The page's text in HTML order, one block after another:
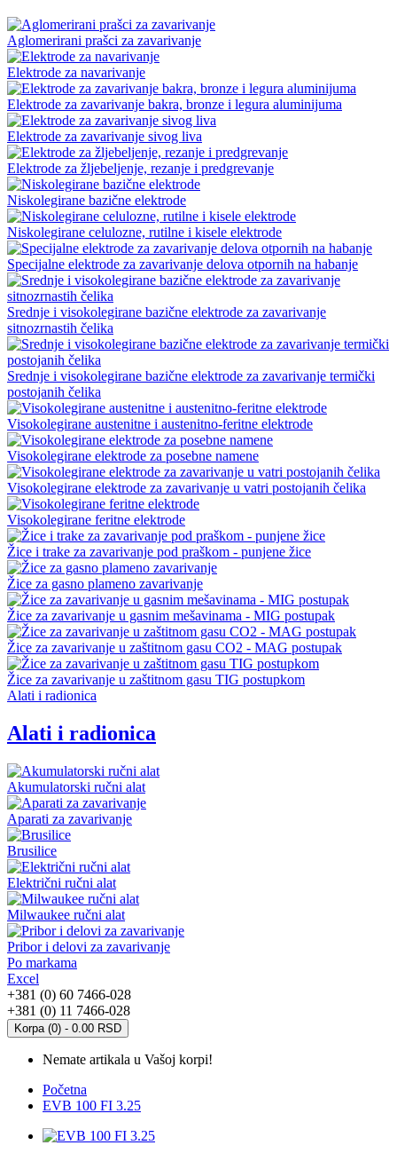
Aglomerirani prašci za zavarivanje
Elektrode za navarivanje
Elektrode za zavarivanje bakra, bronze i legura aluminijuma
Elektrode za zavarivanje sivog liva
Elektrode za žljebeljenje, rezanje i predgrevanje
Niskolegirane bazične elektrode
Niskolegirane celulozne, rutilne i kisele elektrode
Specijalne elektrode za zavarivanje delova otpornih na habanje
Srednje i visokolegirane bazične elektrode za zavarivanje
sitnozrnastih čelika
Srednje i visokolegirane bazične elektrode za zavarivanje termički
postojanih čelika
Visokolegirane austenitne i austenitno-feritne elektrode
Visokolegirane elektrode za posebne namene
Visokolegirane elektrode za zavarivanje u vatri postojanih čelika
Visokolegirane feritne elektrode
Žice i trake za zavarivanje pod praškom - punjene žice
Žice za gasno plameno zavarivanje
Žice za zavarivanje u gasnim mešavinama - MIG postupak
Žice za zavarivanje u zaštitnom gasu CO2 - MAG postupak
Žice za zavarivanje u zaštitnom gasu TIG postupkom
Alati i radionica
Alati i radionica
Akumulatorski ručni alat
Aparati za zavarivanje
Brusilice
Električni ručni alat
Milwaukee ručni alat
Pribor i delovi za zavarivanje
Po markama
Excel
+381 (0) 60 7466-028
+381 (0) 11 7466-028
Korpa (0) - 0.00 RSD
Nemate artikala u Vašoj korpi!
Početna
EVB 100 FI 3.25